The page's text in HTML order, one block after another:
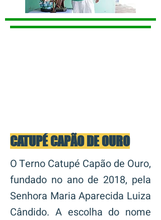
CATUPÉ CAPÃO DE OURO
O Terno Catupé Capão de Ouro,
fundado no ano de 2018, pela
Senhora Maria Aparecida Luiza
Cândido. A escolha do nome